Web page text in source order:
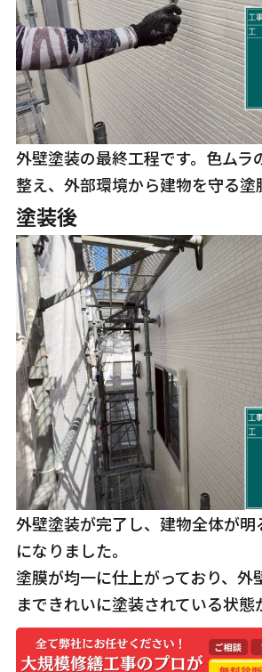
外壁塗装の最終工程です。色ムラ
整え、外部環境から建物を守る塗
塗装後
外壁塗装が完了し、建物全体が明
になりました。
塗膜が均一に仕上がっており、外
まできれいに塗装されている状態